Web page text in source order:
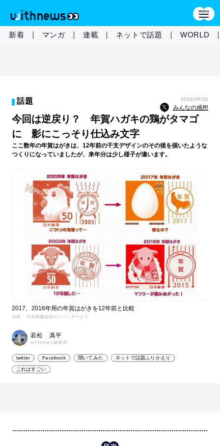
新着 マンガ 連載 ネットで話題 WORLD
話題 2016/09/02
みんなの感想
今回は逆戻り？ 年賀ハガキの鶏がタマゴ
に 影にこっそり仕込み文字
ここ数年の年賀はがきは、12年前の干支デザインのその後を描いたような
つくりになっていましたが、来年分は少し様子が違います。
2017、2016年用の年賀はがきを12年前と比較
出典： 日本郵趣協会のツイッターより
若松 真平
withnews編集部
twitter Facebook 聞いてみた ネットで話題ふりかえり
これはすごい